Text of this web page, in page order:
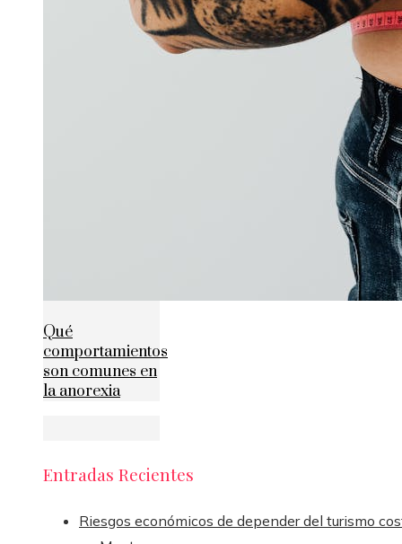
Qué
comportamientos
son comunes en
la anorexia
Entradas Recientes
Riesgos económicos de depender del turismo